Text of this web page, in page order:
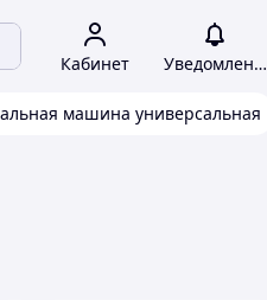
Кабинет Уведомления
машина универсальная